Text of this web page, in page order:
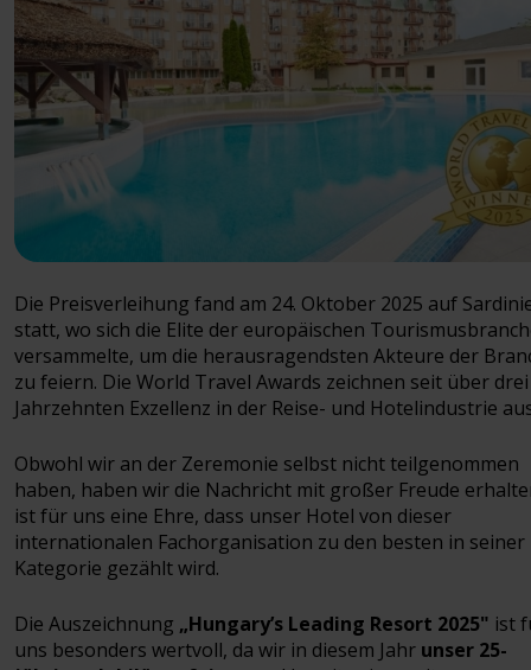
Die Preisverleihung fand am 24. Oktober 2025 auf
statt, wo sich die Elite der europäischen
versammelte, um die herausragendsten Akteure der
zu feiern. Die World Travel Awards zeichnen seit über drei
Jahrzehnten Exzellenz in der Reise- und Hotelindustrie
Obwohl wir an der Zeremonie selbst nicht teilgenommen
haben, haben wir die Nachricht mit großer Freude
ist für uns eine Ehre, dass unser Hotel von dieser
internationalen Fachorganisation zu den besten in seiner
Kategorie gezählt wird.
Die Auszeichnung „Hungary’s Leading Resort 2025" ist
uns besonders wertvoll, da wir in diesem Jahr unser 25-